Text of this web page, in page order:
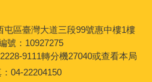
屯區臺灣大道三段99號惠中樓1樓
9111轉分機27040或查看本局
04-22204150